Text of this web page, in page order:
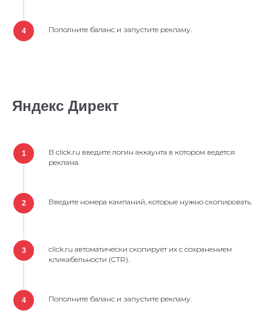
4 Пополните баланс и запустите рекламу.
Яндекс Директ
1
В click.ru введите логин аккаунта в котором ведется
реклама.
2 Введите номера кампаний, которые нужно скопировать.
3
click.ru автоматически скопирует их с сохранением
кликабельности (CTR).
4 Пополните баланс и запустите рекламу.